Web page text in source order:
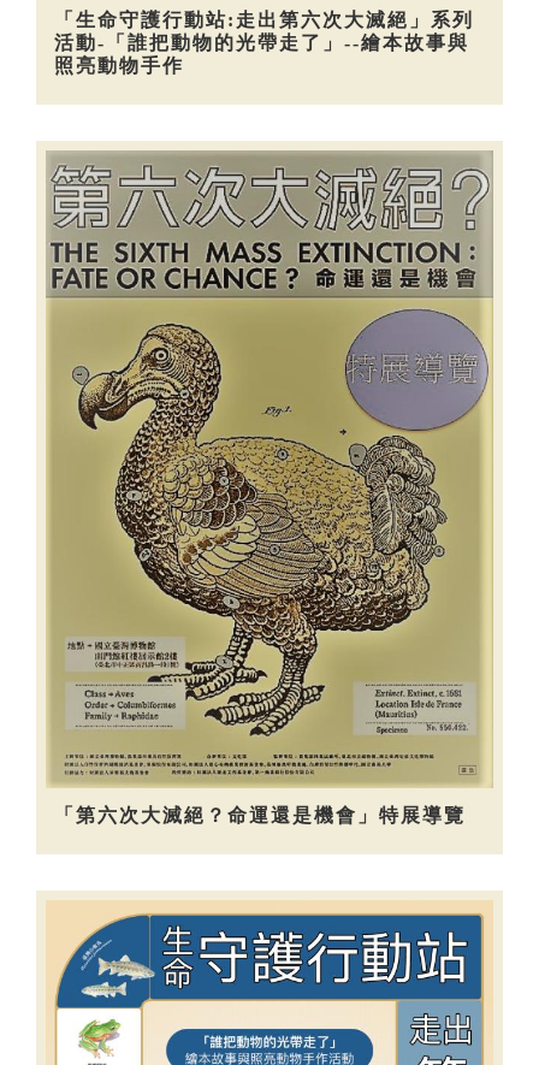
「生命守護行動站:走出第六次大滅絕」系列
活動-「誰把動物的光帶走了」--繪本故事與
照亮動物手作
「第六次大滅絕？命運還是機會」特展導覽